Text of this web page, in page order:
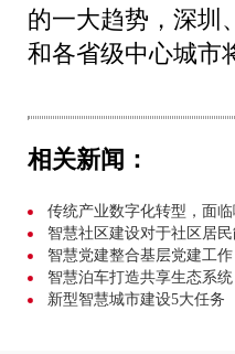
的一大趋势，深圳
和各省级中心城市
相关新闻：
传统产业数字化转型，面临
智慧社区建设对于社区居
智慧党建整合基层党建工作
智慧泊车打造共享生态系统
新型智慧城市建设5大任务